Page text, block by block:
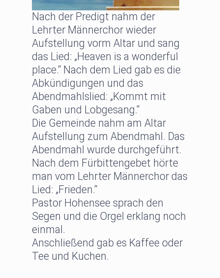
Nach der Predigt nahm der
Lehrter Männerchor wieder
Aufstellung vorm Altar und sang
das Lied: „Heaven is a wonderful
place.“ Nach dem Lied gab es die
Abkündigungen und das
Abendmahlslied: „Kommt mit
Gaben und Lobgesang.“
Die Gemeinde nahm am Altar
Aufstellung zum Abendmahl. Das
Abendmahl wurde durchgeführt.
Nach dem Fürbittengebet hörte
man vom Lehrter Männerchor das
Lied: „Frieden.“
Pastor Hohensee sprach den
Segen und die Orgel erklang noch
einmal.
Anschließend gab es Kaffee oder
Tee und Kuchen.